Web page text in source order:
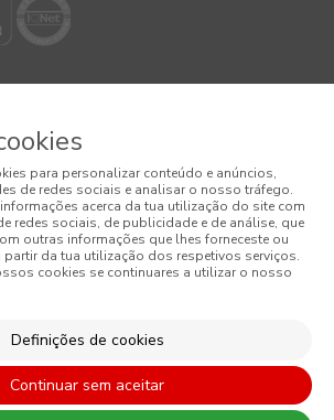
Venda
para personalizar conteúdo e anúncios,
de redes sociais e analisar o nosso tráfego.
acerca da tua utilização do site com
redes sociais, de publicidade e de análise, que
outras informações que lhes forneceste ou
da tua utilização dos respetivos serviços.
cookies se continuares a utilizar o nosso
Definições de cookies
Continuar sem aceitar